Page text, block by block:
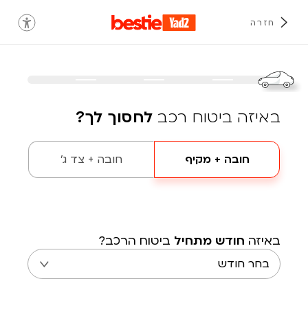
חזרה
באיזה ביטוח רכב לחסוך לך?
חובה + מקיף חובה + צד ג'
באיזה חודש מתחיל ביטוח הרכב?